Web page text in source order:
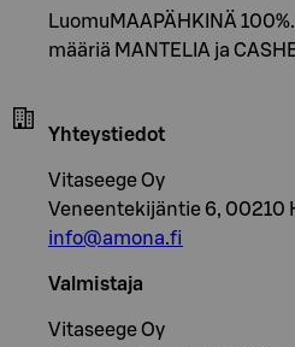
LuomuMAAPÄHKINÄ
määriä MANTELIA ja
Yhteystiedot
Vitaseege Oy
Veneentekijäntie 6, 00210
info@amona.fi
Valmistaja
Vitaseege Oy